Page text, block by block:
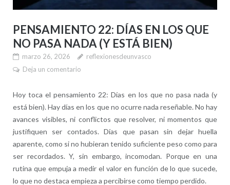
PENSAMIENTO 22: DÍAS EN LOS QUE
NO PASA NADA (Y ESTÁ BIEN)
marzo 26, 2026
reflexionesdeunvasco
Deja un comentario
Hoy toca el pensamiento 22: Días en los que no pasa nada (y
está bien). Hay días en los que no ocurre nada reseñable. No hay
avances visibles, ni conflictos que resolver, ni momentos que
justifiquen ser contados. Días que pasan sin dejar huella
aparente, como si no hubieran tenido suficiente peso como para
ser recordados. Y, sin embargo, incomodan. Porque en una
rutina que empuja a medir el valor en función de lo que sucede,
lo que no destaca empieza a percibirse como tiempo perdido.